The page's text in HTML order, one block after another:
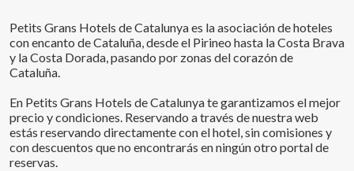
Petits Grans Hotels de Catalunya es la asociación de hoteles
con encanto de Cataluña, desde el Pirineo hasta la Costa Brava
y la Costa Dorada, pasando por zonas del corazón de
Cataluña.
En Petits Grans Hotels de Catalunya te garantizamos el mejor
precio y condiciones. Reservando a través de nuestra web
estás reservando directamente con el hotel, sin comisiones y
con descuentos que no encontrarás en ningún otro portal de
reservas.